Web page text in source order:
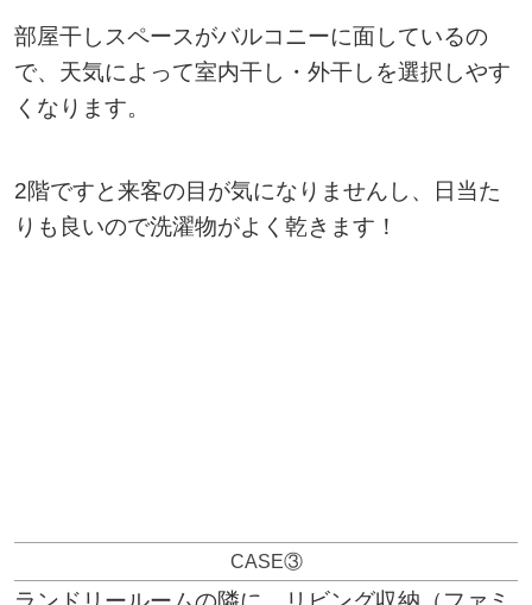
部屋干しスペースがバルコニーに面しているの
で、天気によって室内干し・外干しを選択しやす
くなります。
2階ですと来客の目が気になりませんし、日当た
りも良いので洗濯物がよく乾きます！
CASE③